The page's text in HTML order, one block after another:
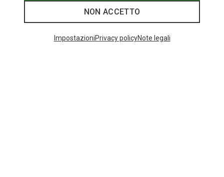
NON ACCETTO
ImpostazioniPrivacy policyNote legali